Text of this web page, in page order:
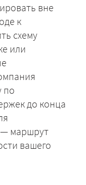
вне
к
схему
или
по
до конца
— маршрут
вашего